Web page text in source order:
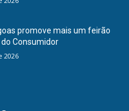
promove mais um feirão
Consumidor
2026